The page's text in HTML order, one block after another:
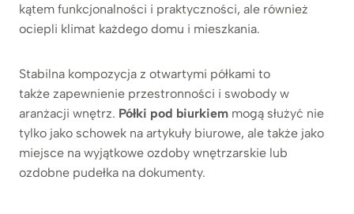
kątem funkcjonalności i praktyczności, ale również
ociepli klimat każdego domu i mieszkania.
Stabilna kompozycja z otwartymi półkami to
także zapewnienie przestronności i swobody w
aranżacji wnętrz. Półki pod biurkiem mogą służyć nie
tylko jako schowek na artykuły biurowe, ale także jako
miejsce na wyjątkowe ozdoby wnętrzarskie lub
ozdobne pudełka na dokumenty.